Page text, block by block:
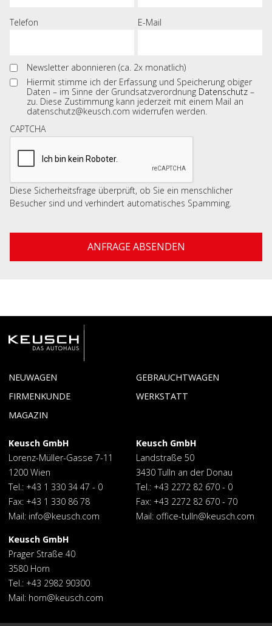
Telefon E-Mail
Newsletter abonnieren (ca. 2x monatlich)
Hiermit stimme ich der Erfassung und Speicherung obiger
Daten – im Sinne der Grundsatzverordnung Datenschutz –
zu. Diese Zustimmung kann jederzeit mit einem Mail an
datenschutz@keusch.com widerrufen werden.
CAPTCHA
Diese Sicherheitsfrage überprüft, ob Sie ein menschlicher
Besucher sind und verhindert automatisches Spamming.
NEUWAGEN
Lagernde
GEBRAUCHTWAGEN
FIRMENKUNDE
WERKSTATT
MAGAZIN
Keusch GmbH
Lorenz-Müller-Gasse 7-11
1200 Wien
Tel.: +43 1 330 34 47 - 0
Fax: +43 1 330 86 78
Mail: info@keusch.com
Keusch GmbH
Landstraße 50
3430 Tulln an der Donau
Tel.: +43 2272 82 670 - 0
Fax: +43 2272 82 670 - 70
Mail: office-tulln@keusch.com
Keusch GmbH
Prager Straße 40
3580 Horn
Tel.: +43 2982 90300
Mail: horn@keusch.com